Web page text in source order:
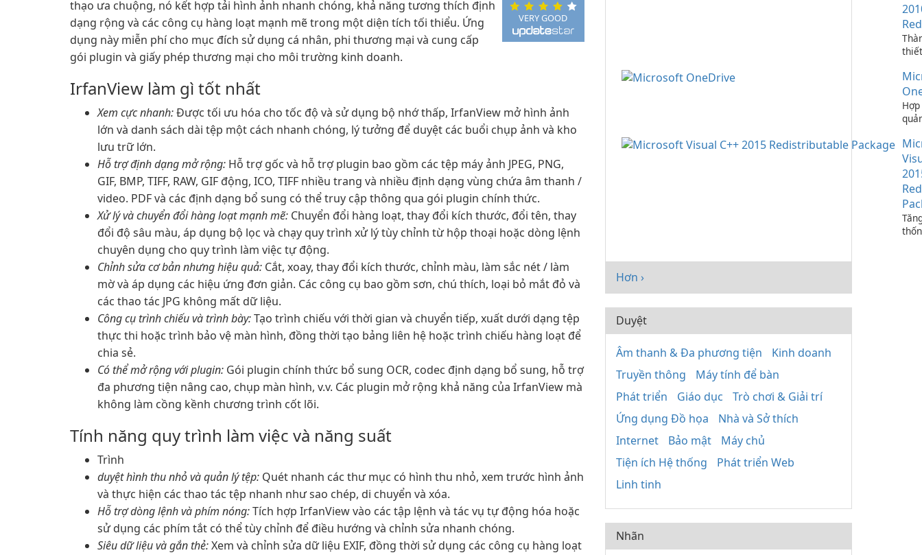
VERY GOOD
thạo ưa chuộng, nó kết hợp tải hình ảnh nhanh chóng, khả năng tương thích định
dạng rộng và các công cụ hàng loạt mạnh mẽ trong một diện tích tối thiểu. Ứng
dụng này miễn phí cho mục đích sử dụng cá nhân, phi thương mại và cung cấp
gói plugin và giấy phép thương mại cho môi trường kinh doanh.
IrfanView làm gì tốt nhất
Xem cực nhanh:Được tối ưu hóa cho tốc độ và sử dụng bộ nhớ thấp, IrfanView mở hình ảnh
lớn và danh sách dài tệp một cách nhanh chóng, lý tưởng để duyệt các buổi chụp ảnh và kho
lưu trữ lớn.
Hỗ trợ định dạng mở rộng: Hỗ trợ gốc và hỗ trợ plugin bao gồm các tệp máy ảnh JPEG, PNG,
GIF, BMP, TIFF, RAW, GIF động, ICO, TIFF nhiều trang và nhiều định dạng vùng chứa âm thanh /
video. PDF và các định dạng bổ sung có thể truy cập thông qua gói plugin chính thức.
Xử lý và chuyển đổi hàng loạt mạnh mẽ: Chuyển đổi hàng loạt, thay đổi kích thước, đổi tên, thay
đổi độ sâu màu, áp dụng bộ lọc và chạy quy trình xử lý tùy chỉnh từ hộp thoại hoặc dòng lệnh
chuyên dụng cho quy trình làm việc tự động.
Chỉnh sửa cơ bản nhưng hiệu quả: Cắt, xoay, thay đổi kích thước, chỉnh màu, làm sắc nét / làm
mờ và áp dụng các hiệu ứng đơn giản. Các công cụ bao gồm sơn, chú thích, loại bỏ mắt đỏ và
các thao tác JPG không mất dữ liệu.
Công cụ trình chiếu và trình bày:Tạo trình chiếu với thời gian và chuyển tiếp, xuất dưới dạng tệp
thực thi hoặc trình bảo vệ màn hình, đồng thời tạo bảng liên hệ hoặc trình chiếu hàng loạt để
chia sẻ.
Có thể mở rộng với plugin: Gói plugin chính thức bổ sung OCR, codec định dạng bổ sung, hỗ trợ
đa phương tiện nâng cao, chụp màn hình, v.v. Các plugin mở rộng khả năng của IrfanView mà
không làm cồng kềnh chương trình cốt lõi.
Tính năng quy trình làm việc và năng suất
Trình
duyệt hình thu nhỏ và quản lý tệp: Quét nhanh các thư mục có hình thu nhỏ, xem trước hình ảnh
và thực hiện các thao tác tệp nhanh như sao chép, di chuyển và xóa.
Hỗ trợ dòng lệnh và phím nóng:Tích hợp IrfanView vào các tập lệnh và tác vụ tự động hóa hoặc
sử dụng các phím tắt có thể tùy chỉnh để điều hướng và chỉnh sửa nhanh chóng.
Siêu dữ liệu và gắn thẻ:Xem và chỉnh sửa dữ liệu EXIF, đồng thời sử dụng các công cụ hàng loạt
C++
Hơn ›
Duyệt
Âm thanh & Đa phương tiện
Kinh doanh
Truyền thông
Máy tính để bàn
Phát triển
Giáo dục
Trò chơi & Giải trí
Ứng dụng Đồ họa
Nhà và Sở thích
Internet
Bảo mật
Máy chủ
Tiện ích Hệ thống
Phát triển Web
Linh tinh
Nhãn